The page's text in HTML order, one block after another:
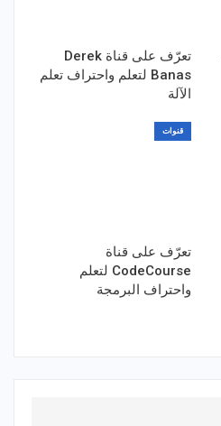
تعرّف على قناة Derek
Banas لتعلم واحتراف تعلم
الآلة
قنوات
تعرّف على قناة
CodeCourse لتعلم
واحتراف البرمجة